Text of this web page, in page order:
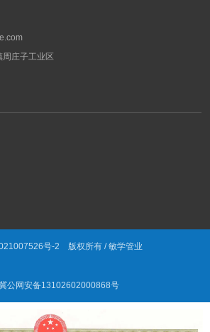
庄子工业区
号-2 版权所有 / 敏学管业
公网安备13102602000868号